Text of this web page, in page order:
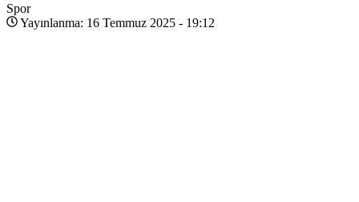
Spor
Yayınlanma: 16 Temmuz 2025 - 19:12